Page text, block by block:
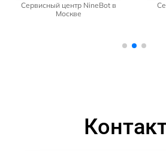
Сервисный центр NineBot в
Москве